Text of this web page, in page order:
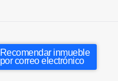
Recomendar inmueble
por correo electrónico